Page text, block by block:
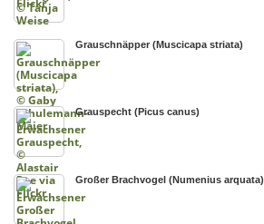
Grauschnäpper (Muscicapa striata)
Grauspecht (Picus canus)
Großer Brachvogel (Numenius arquata)